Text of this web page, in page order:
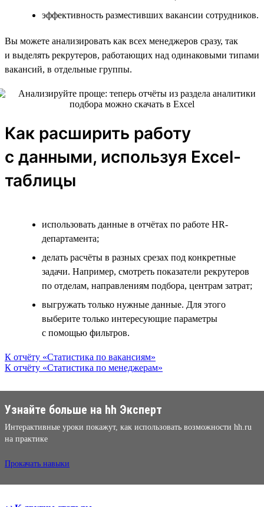
эффективность разместивших вакансии сотрудников.
Вы можете анализировать как всех менеджеров сразу, так
и выделять рекрутеров, работающих над одинаковыми типами
вакансий, в отдельные группы.
Как расширить работу
с данными, используя Excel-
таблицы
использовать данные в отчётах по работе HR-
департамента;
делать расчёты в разных срезах под конкретные
задачи. Например, смотреть показатели рекрутеров
по отделам, направлениям подбора, центрам затрат;
выгружать только нужные данные. Для этого
выберите только интересующие параметры
с помощью фильтров.
К отчёту «Статистика по вакансиям»
К отчёту «Статистика по менеджерам»
Узнайте больше на hh Эксперт
Интерактивные уроки покажут, как использовать возможности hh.ru
на практике
Прокачать навыки